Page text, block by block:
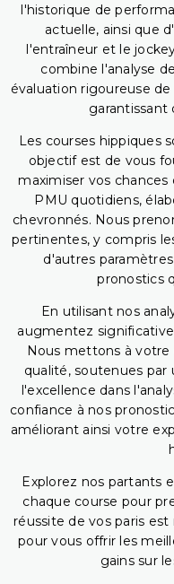
l'historique de
actuelle, ainsi que
l'entraîneur et le
combine l'analyse
évaluation rigoureuse
garantissant
Les courses hippiques
objectif est de vous
maximiser vos chances
PMU quotidiens,
chevronnés. Nous
pertinentes, y compris
d'autres
pronostics
En utilisant nos
augmentez
Nous mettons à
qualité, soutenues par
l'excellence dans
confiance à nos
améliorant ainsi votre
Explorez nos partants
chaque course pour
réussite de vos paris
pour vous offrir les
gains sur